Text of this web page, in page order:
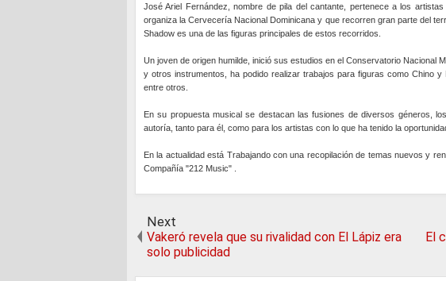
José Ariel Fernández, nombre de pila del cantante, pertenece a los
organiza la Cervecería Nacional Dominicana y que recorren gran parte del
Shadow es una de las figuras principales de estos recorridos.
Un joven de origen humilde, inició sus estudios en el Conservatorio Nacional
y otros instrumentos, ha podido realizar trabajos para figuras como Chino y
entre otros.
En su propuesta musical se destacan las fusiones de diversos géneros,
autoría, tanto para él, como para los artistas con lo que ha tenido la
En la actualidad está Trabajando con una recopilación de temas nuevos y
Compañía "212 Music" .
Next
Vakeró revela que su rivalidad con El Lápiz era
solo publicidad
El